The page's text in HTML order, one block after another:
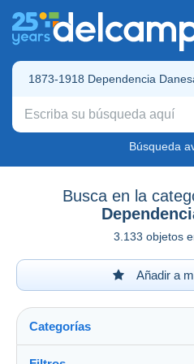
1873-1918 Dependencia
Búsqueda
Busca en la
3.133 objetos
Añadir a
Categorías